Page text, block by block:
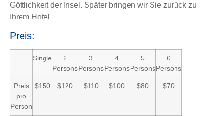
Göttlichkeit der Insel. Später bringen wir Sie zurück zu
Ihrem Hotel.
Preis:
Single
2
Persons
3
Persons
4
Persons
5
Persons
6
Persons
Preis
pro
Person
$150 $120 $110 $100 $80 $70